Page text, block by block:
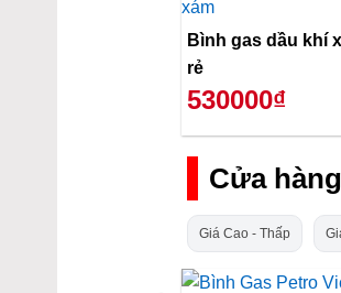
Bình gas dầu khí
rẻ
530000₫
Cửa
Giá Cao - Thấp